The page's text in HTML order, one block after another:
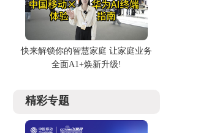
快来解锁你的智慧家庭 让家庭业务
全面A1+焕新升级!
精彩专题